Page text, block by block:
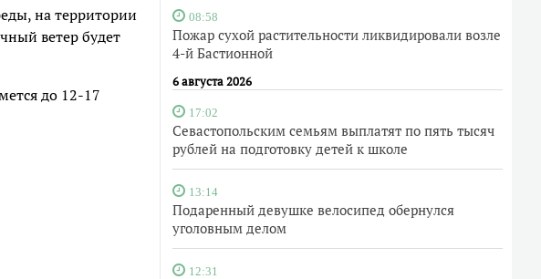
08:58
Пожар сухой растительности ликвидировали возле
4-й Бастионной
6 августа 2026
17:02
Севастопольским семьям выплатят по пять тысяч
рублей на подготовку детей к школе
13:14
Подаренный девушке велосипед обернулся
уголовным делом
12:31
на территории
ветер будет
до 12-17